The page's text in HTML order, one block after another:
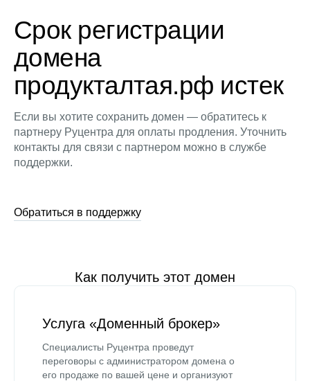
Срок регистрации
домена
продукталтая.рф истек
Если вы хотите сохранить домен — обратитесь к
партнеру Руцентра для оплаты продления. Уточнить
контакты для связи с партнером можно в службе
поддержки.
Обратиться в поддержку
Как получить этот домен
Услуга «Доменный брокер»
Специалисты Руцентра проведут
переговоры с администратором домена о
его продаже по вашей цене и организуют